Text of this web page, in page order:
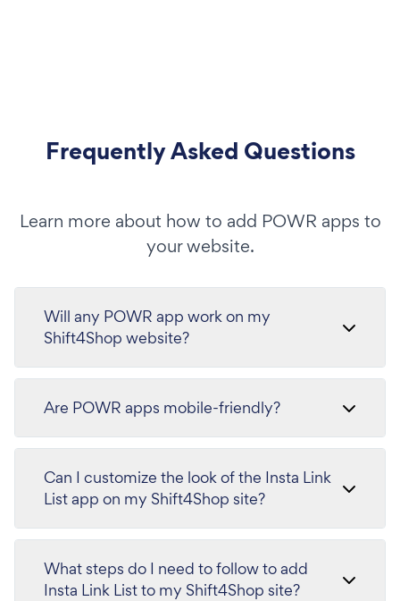
Frequently Asked Questions
Learn more about how to add POWR apps to
your website.
Will any POWR app work on my
Shift4Shop website?
Are POWR apps mobile-friendly?
Can I customize the look of the Insta Link
List app on my Shift4Shop site?
What steps do I need to follow to add
Insta Link List to my Shift4Shop site?